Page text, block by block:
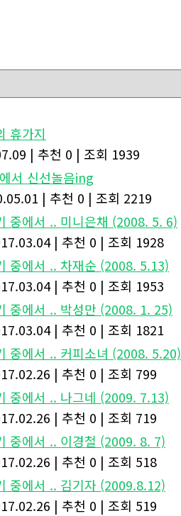
휴가지
| 추천 0 | 조회 1939
서 신선놀음ing
| 추천 0 | 조회 2219
중에서 .. 미니은채 (2008. 5. 6)
| 추천 0 | 조회 1928
중에서 .. 차재순 (2008. 5.13)
| 추천 0 | 조회 1953
중에서 .. 박성만 (2008. 1. 25)
| 추천 0 | 조회 1821
중에서 .. 커피소녀 (2008. 5.20)
| 추천 0 | 조회 799
중에서 .. 나그네 (2009. 7.13)
| 추천 0 | 조회 719
중에서 .. 이경철 (2009. 8. 7)
| 추천 0 | 조회 518
중에서 .. 김기자 (2009.8.12)
| 추천 0 | 조회 519